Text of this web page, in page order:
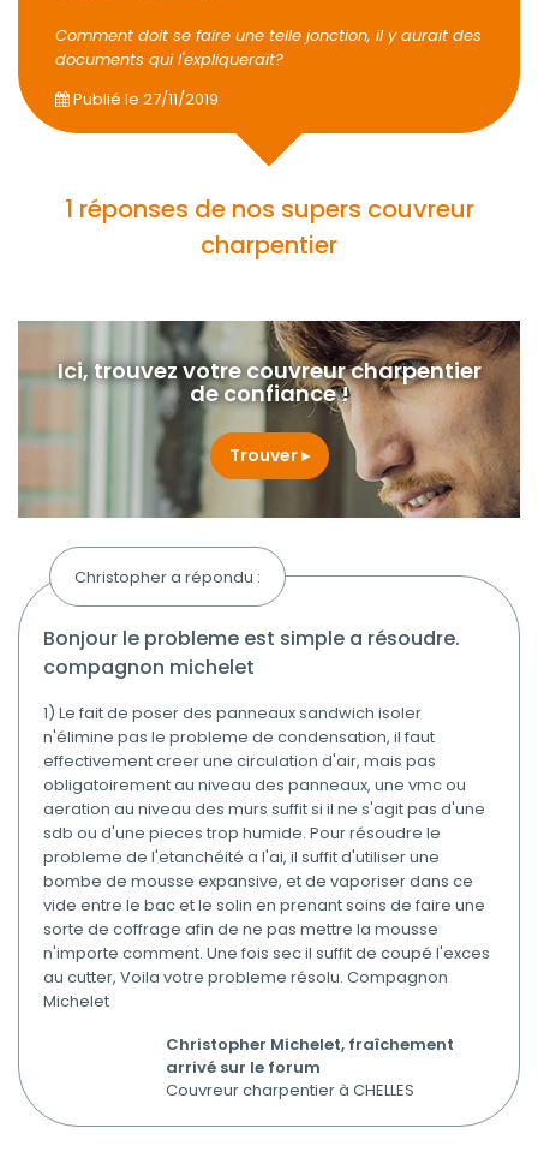
Comment doit se faire une telle jonction, il y aurait des
documents qui l'expliquerait?
Publié le 27/11/2019
1 réponses de nos supers couvreur
charpentier
Ici, trouvez votre couvreur charpentier
de confiance !
Trouver
Christopher a répondu :
bonjour le probleme est simple a résoudre.
compagnon michelet
1) Le fait de poser des panneaux sandwich isoler
n'élimine pas le probleme de condensation, il faut
effectivement creer une circulation d'air, mais pas
obligatoirement au niveau des panneaux, une vmc ou
aeration au niveau des murs suffit si il ne s'agit pas d'une
sdb ou d'une pieces trop humide. Pour résoudre le
probleme de l'etanchéité a l'ai, il suffit d'utiliser une
bombe de mousse expansive, et de vaporiser dans ce
vide entre le bac et le solin en prenant soins de faire une
sorte de coffrage afin de ne pas mettre la mousse
n'importe comment. Une fois sec il suffit de coupé l'exces
au cutter, Voila votre probleme résolu. Compagnon
Michelet
Christopher Michelet, fraîchement
arrivé sur le forum
Couvreur charpentier à CHELLES